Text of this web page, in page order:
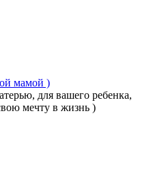
мамой )
для вашего ребенка,
мечту в жизнь )